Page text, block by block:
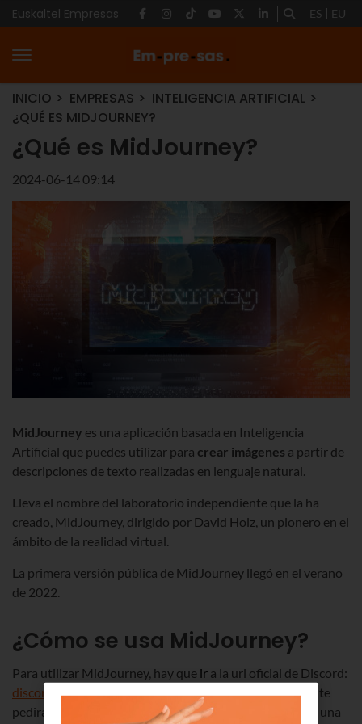
Euskaltel Empresas ES EU
INICIO EMPRESAS
INTELIGENCIA ARTIFICIAL
¿QUÉ ES MIDJOURNEY?
¿Qué es MidJourney?
2024-06-14 09:14
MidJourney es una aplicación basada en Inteligencia
Artificial que puedes utilizar para crear imágenes a partir de
descripciones de texto realizadas en lenguaje natural.
Lleva el nombre del laboratorio independiente que la ha
creado, MidJourney, dirigido por David Holz, un pionero en el
ámbito de la realidad virtual.
La primera versión pública de MidJourney llegó en el verano
de 2022.
¿Cómo se usa MidJourney?
Para utilizar MidJourney, hay que ir a la url oficial de Discord:
discord.gg/midjourney. Ahí verás una pantalla donde se te
pedirá un nombre de usuario y en la que
recibir una